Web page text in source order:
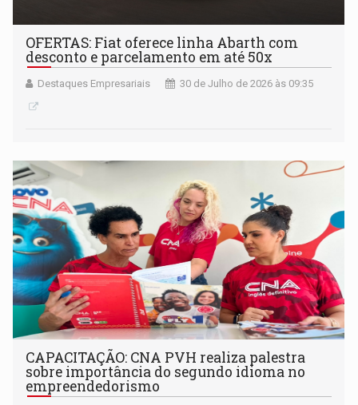
OFERTAS: Fiat oferece linha Abarth com
desconto e parcelamento em até 50x
Destaques Empresariais 30 de Julho de 2026 às 09:35
CAPACITAÇÃO: CNA PVH realiza palestra
sobre importância do segundo idioma no
empreendedorismo